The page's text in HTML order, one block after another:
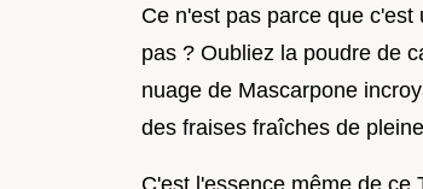
Ce n'est pas parce que
pas ? Oubliez la poudre de
nuage de Mascarpone
des fraises fraîches de